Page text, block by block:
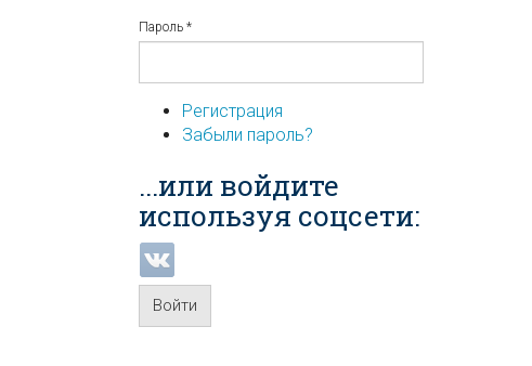
Пароль *
Регистрация
Забыли пароль?
...или войдите
используя соцсети:
Войти